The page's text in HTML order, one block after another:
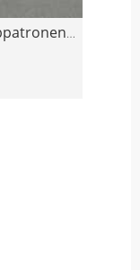
Druckerpatronen HP343 Farbpatronen HP 343